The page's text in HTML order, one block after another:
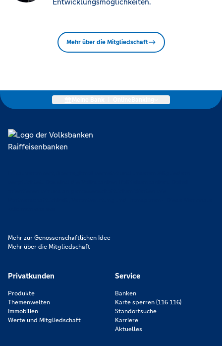
Mehr über die Mitgliedschaft
Mehr zur Genossenschaftlichen Idee
Mehr über die Mitgliedschaft
Privatkunden
Produkte
Themenwelten
Immobilien
Werte und Mitgliedschaft
Service
Banken
Karte sperren (116 116)
Standortsuche
Karriere
Aktuelles